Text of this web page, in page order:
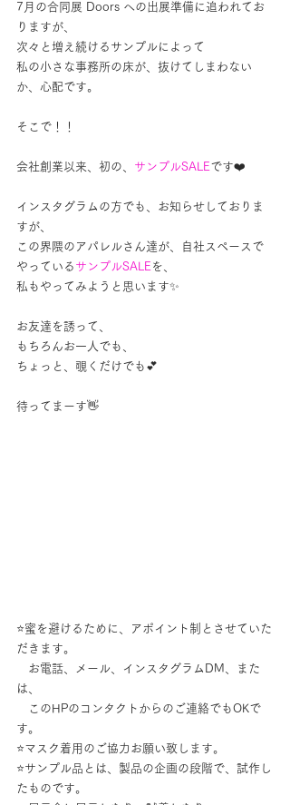
7月の合同展 Doors への出展準備に追われてお
りますが、
次々と増え続けるサンプルによって
私の小さな事務所の床が、抜けてしまわない
か、心配です。
そこで！！
会社創業以来、初の、 サンプルSALEです❤️
インスタグラムの方でも、お知らせしておりま
すが、
この界隈のアパレルさん達が、自社スペースで
やっている サンプルSALE を、
私もやってみようと思います✨
お友達を誘って、
もちろんお一人でも、
ちょっと、覗くだけでも💕
待ってまーす👋
⭐️蜜を避けるために、アポイント制とさせていた
だきます。
お電話、メール、インスタグラムDM、また
は、
このHPのコンタクトからのご連絡でもOKで
す。
⭐️マスク着用のご協力お願い致します。
⭐️サンプル品とは、製品の企画の段階で、試作し
たものです。